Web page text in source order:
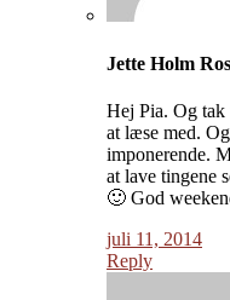
Jette Holm
Hej Pia. Og
at læse med.
imponerende.
at lave tingene
🙂 God
juli 11, 2014
Reply